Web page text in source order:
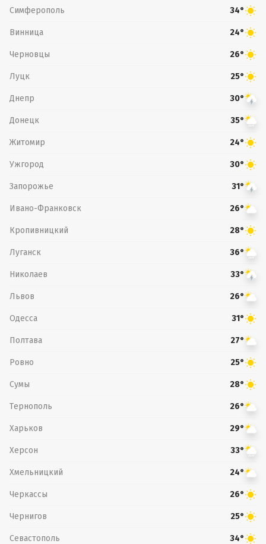
Симферополь 34°
Винница 24°
Черновцы 26°
Луцк 25°
Днепр 30°
Донецк 35°
Житомир 24°
Ужгород 30°
Запорожье 31°
Ивано-Франковск 26°
Кропивницкий 28°
Луганск 36°
Николаев 33°
Львов 26°
Одесса 31°
Полтава 27°
Ровно 25°
Сумы 28°
Тернополь 26°
Харьков 29°
Херсон 33°
Хмельницкий 24°
Черкассы 26°
Чернигов 25°
Севастополь 34°